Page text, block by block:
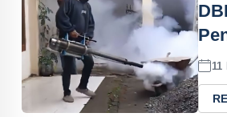
11